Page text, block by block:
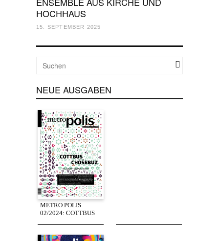
HOCHHAUS
15. SEPTEMBER 2025
NEUE AUSGABEN
METRO.POLIS
02/2024: COTTBUS